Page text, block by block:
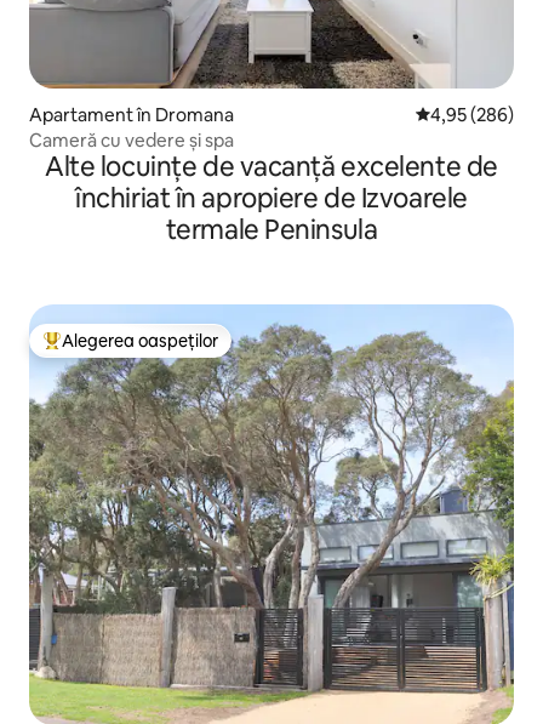
Apartament în Dromana Scor mediu de
4,95 (286)
Cameră cu vedere și spa
Alte locuințe de vacanță excelente de
închiriat în apropiere de Izvoarele
termale Peninsula
Locuință din topul categoriei Alegerea oaspeților
Alegerea oaspeților